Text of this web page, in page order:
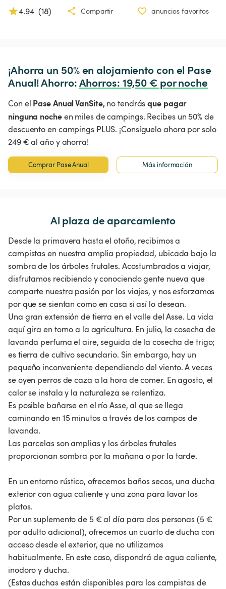
4.94 (18) Compartir anuncios favoritos
¡Ahorra un 50% en alojamiento con el Pase
Anual! Ahorro: Ahorros: 19,50 € por noche
Con el Pase Anual VanSite, no tendrásque pagar
ninguna nocheen miles de campings. Recibes un 50% de
descuento en campings PLUS. ¡Consíguelo ahora por solo
249 € al año y ahorra!
Comprar Pase Anual Más información
Al plaza de aparcamiento
Desde la primavera hasta el otoño, recibimos a
campistas en nuestra amplia propiedad, ubicada bajo la
sombra de los árboles frutales. Acostumbrados a viajar,
disfrutamos recibiendo y conociendo gente nueva que
comparte nuestra pasión por los viajes, y nos esforzamos
por que se sientan como en casa si así lo desean.
Una gran extensión de tierra en el valle del Asse. La vida
aquí gira en torno a la agricultura. En julio, la cosecha de
lavanda perfuma el aire, seguida de la cosecha de trigo;
es tierra de cultivo secundario. Sin embargo, hay un
pequeño inconveniente dependiendo del viento. A veces
se oyen perros de caza a la hora de comer. En agosto, el
calor se instala y la naturaleza se ralentiza.
Es posible bañarse en el río Asse, al que se llega
caminando en 15 minutos a través de los campos de
lavanda.
Las parcelas son amplias y los árboles frutales
proporcionan sombra por la mañana o por la tarde.
En un entorno rústico, ofrecemos baños secos, una ducha
exterior con agua caliente y una zona para lavar los
platos.
Por un suplemento de 5 € al día para dos personas (5 €
por adulto adicional), ofrecemos un cuarto de ducha con
acceso desde el exterior, que no utilizamos
habitualmente. En este caso, dispondrá de agua caliente,
inodoro y ducha.
(Estas duchas están disponibles para los campistas de